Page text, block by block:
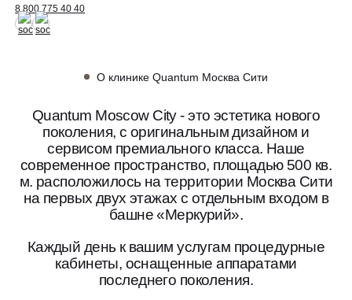
Блог
8 800 775 40 40
О клинике Quantum Москва Сити
Quantum Moscow City - это эстетика нового
поколения, с оригинальным дизайном и
сервисом премиального класса. Наше
современное пространство, площадью 500 кв.
м. расположилось на территории Москва Сити
на первых двух этажах с отдельным входом в
башне «Меркурий».
Каждый день к вашим услугам процедурные
кабинеты, оснащенные аппаратами
последнего поколения.